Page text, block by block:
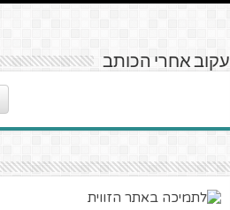
עקוב אחרי הכותב